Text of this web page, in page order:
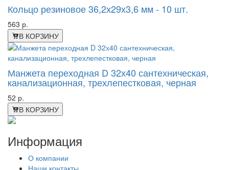
Кольцо резиновое 36,2х29х3,6 мм - 10 шт.
563 р.
В КОРЗИНУ
Манжета переходная D 32х40 сантехническая,
канализационная, трехлепестковая, черная
52 р.
В КОРЗИНУ
Информация
О компании